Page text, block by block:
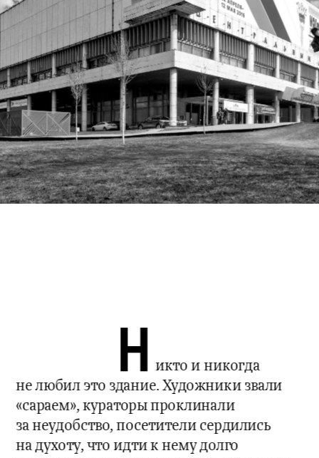
Н икто и никогда
не любил это здание. Художники звали
«сараем», кураторы проклинали
за неудобство, посетители сердились
на духоту, что идти к нему долго